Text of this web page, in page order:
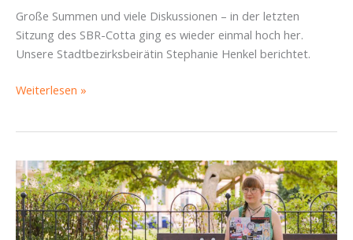
Große Summen und viele Diskussionen – in der letzten
Sitzung des SBR-Cotta ging es wieder einmal hoch her.
Unsere Stadtbezirksbeirätin Stephanie Henkel berichtet.
SBR-
11.
März
2026:
Schonfrist
Weiterlesen »